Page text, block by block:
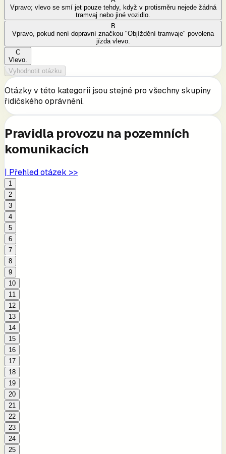
Vpravo; vlevo se smí jet pouze tehdy, když v protisměru nejede žádná
tramvaj nebo jiné vozidlo.
B
Vpravo, pokud není dopravní značkou "Objíždění tramvaje" povolena
jízda vlevo.
C
Vlevo.
Vyhodnotit otázku
Otázky v této kategorii jsou stejné pro všechny skupiny
řidičského oprávnění.
Pravidla provozu na pozemních
komunikacích
| Přehled otázek >>
1
2
3
4
5
6
7
8
9
10
11
12
13
14
15
16
17
18
19
20
21
22
23
24
25